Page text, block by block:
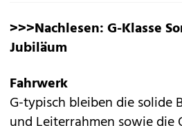
>>>Nachlesen:G-Klasse
Jubiläum
Fahrwerk
G-typisch bleiben die solide